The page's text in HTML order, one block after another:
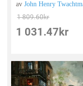
avJohn Henry
1 809.60kr
1 031.47 kr